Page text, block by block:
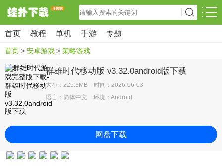
首页 教程 单机 手游 专题
首页 > 安卓游戏 > 策略游戏
群雄时代移动版 v3.32.0android版下载
大小：225.3MB 时间：2026-06-03
语言：简体中文 环境：Android
网盘下载